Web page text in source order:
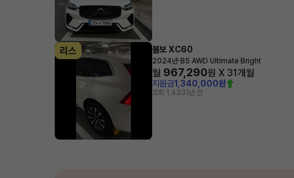
리스 볼보 XC60
2024년· B5 AWD Ultimate Bright
월 967,290원 X 31개월
지원금1,340,000원
조회 1,4331년 전